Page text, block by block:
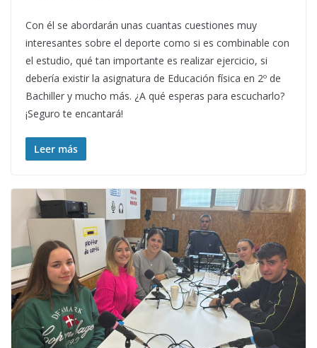
Con él se abordarán unas cuantas cuestiones muy
interesantes sobre el deporte como si es combinable con
el estudio, qué tan importante es realizar ejercicio, si
debería existir la asignatura de Educación física en 2º de
Bachiller y mucho más. ¿A qué esperas para escucharlo?
¡Seguro te encantará!
Leer más